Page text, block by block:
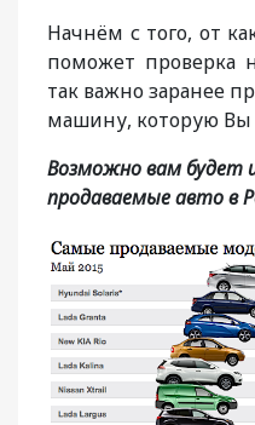
Начнём с того, от
поможет проверка
так важно заранее
машину, которую
Возможно вам будет
продаваемые авто в